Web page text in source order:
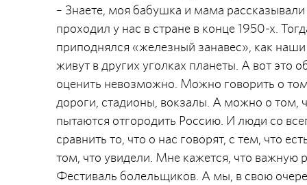
– Знаете, моя бабушка и мама
проходил у нас в стране в конце 1950-х.
приподнялся «железный занавес», как
живут в других уголках планеты. А вот это
оценить невозможно. Можно говорить о
дороги, стадионы, вокзалы. А можно о том,
пытаются отгородить Россию. И люди со
сравнить то, что о нас говорят, с тем, что
том, что увидели. Мне кажется, что важную
Фестиваль болельщиков. А мы, в свою